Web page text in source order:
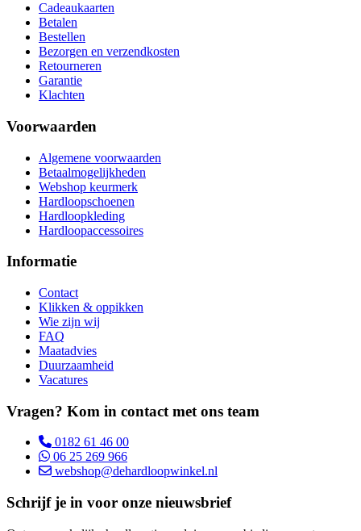
Cadeaukaarten
Betalen
Bestellen
Bezorgen en verzendkosten
Retourneren
Garantie
Klachten
Voorwaarden
Algemene voorwaarden
Betaalmogelijkheden
Webshop keurmerk
Hardloopschoenen
Hardloopkleding
Hardloopaccessoires
Informatie
Contact
Klikken & oppikken
Wie zijn wij
FAQ
Maatadvies
Duurzaamheid
Vacatures
Vragen? Kom in contact met ons team
0182 61 46 00
06 25 269 966
webshop@dehardloopwinkel.nl
Schrijf je in voor onze nieuwsbrief